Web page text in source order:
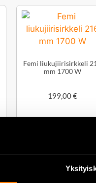
Femi liukujiirisirkkeli
mm 1700 W
199,00€
Lisää ostoskoriin